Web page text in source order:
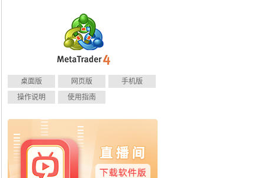
桌面版 网页版
手机版
操作说明
使用指南